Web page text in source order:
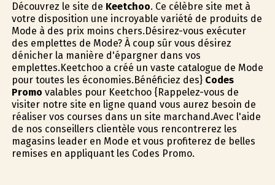
Découvrez le site de Keetchoo. Ce célèbre site met à
votre disposition une incroyable variété de produits de
Mode à des prix moins chers.Désirez-vous exécuter
des emplettes de Mode? À coup sûr vous désirez
dénicher la manière d'épargner dans vos
emplettes.Keetchoo a créé un vaste catalogue de Mode
pour toutes les économies.Bénéficiez des} Codes
Promo valables pour Keetchoo {Rappelez-vous de
visiter notre site en ligne quand vous aurez besoin de
réaliser vos courses dans un site marchand.Avec l'aide
de nos conseillers clientèle vous rencontrerez les
magasins leader en Mode et vous profiterez de belles
remises en appliquant les Codes Promo.